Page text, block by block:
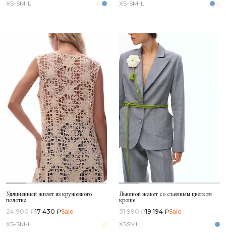
XS-SM-L
XS-SM-L
Удлиненный жилет из кружевного
полотна
24 900 ₽17 430 ₽Sale
XS-SM-L
Льняной жакет со съемным цветком
кроше
31 990 ₽19 194 ₽Sale
XSSML